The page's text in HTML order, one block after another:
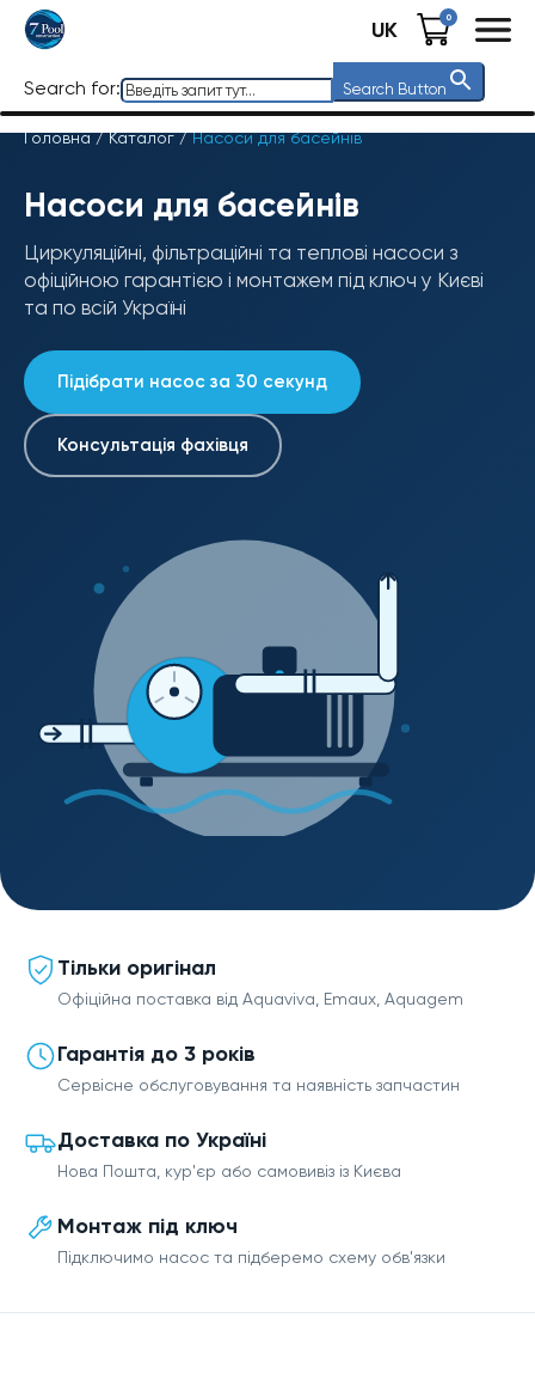
UK 0
Search for: Search Button
Головна / Каталог / Насоси для басейнів
Насоси для басейнів
Циркуляційні, фільтраційні та теплові насоси з
офіційною гарантією і монтажем під ключ у Києві
та по всій Україні
Підібрати насос за 30 секунд
Консультація фахівця
Тільки оригінал
Офіційна поставка від Aquaviva, Emaux, Aquagem
Гарантія до 3 років
Сервісне обслуговування та наявність запчастин
Доставка по Україні
Нова Пошта, кур'єр або самовивіз із Києва
Монтаж під ключ
Підключимо насос та підберемо схему обв'язки